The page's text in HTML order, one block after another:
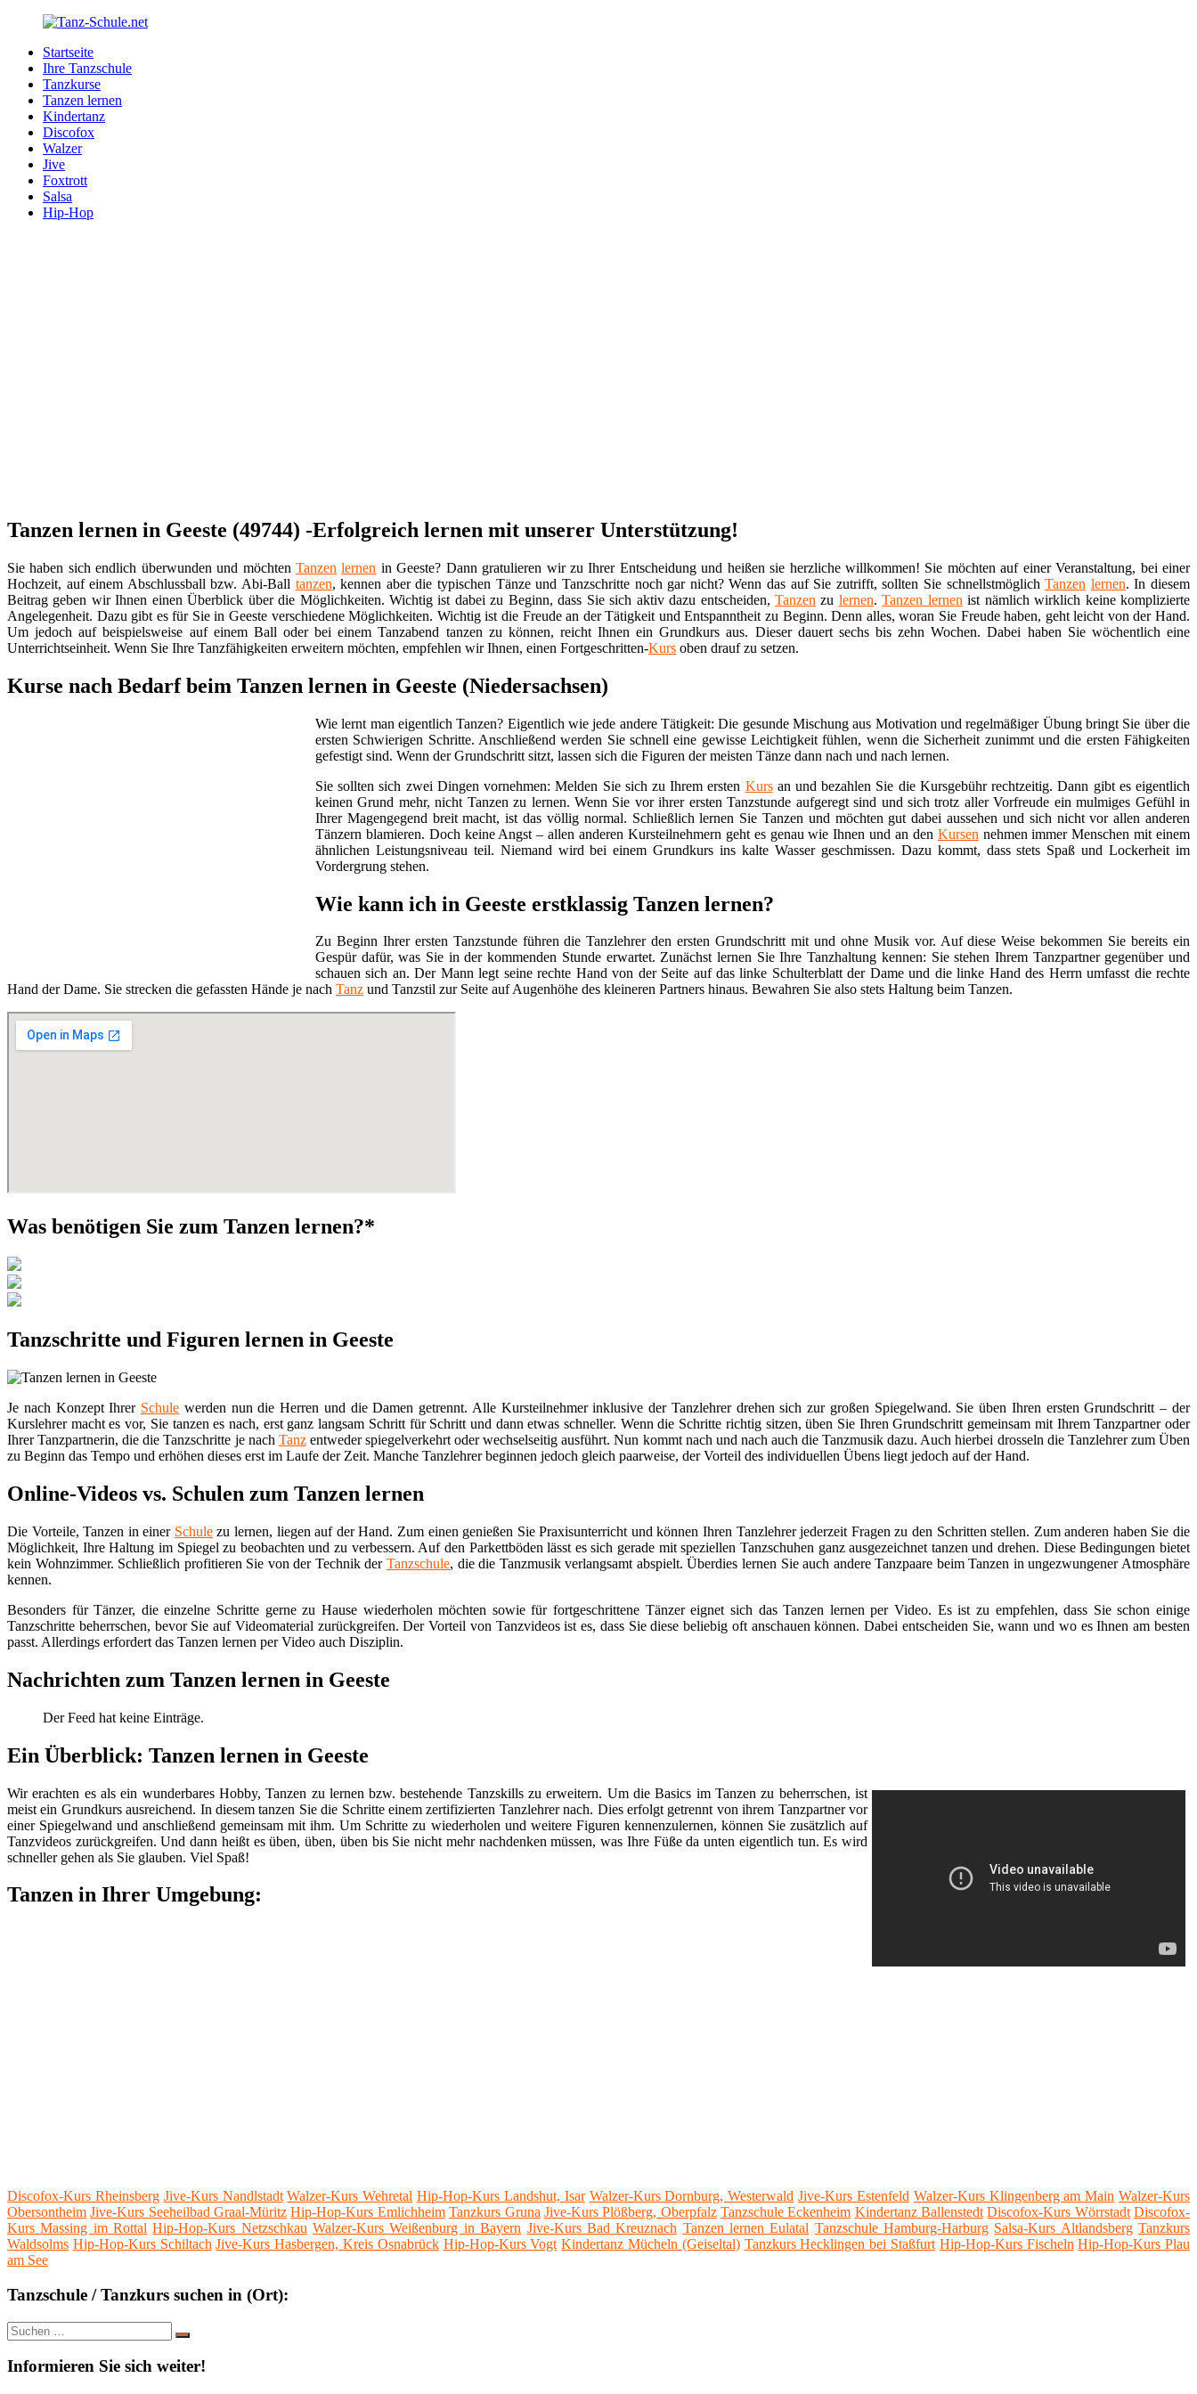
Zurück
Inhalt
Tanz-
Schule.net
Ihre
Tanzschule
Internet
Startseite
Ihre Tanzschule
Tanzkurse
Tanzen lernen
Kindertanz
Discofox
Walzer
Jive
Foxtrott
Salsa
Hip-Hop
Tanzen lernen in Geeste (49744) -Erfolgreich lernen mit unserer Unterstützung!
Sie haben sich endlich überwunden und möchten Tanzen lernen in Geeste? Dann gratulieren wir zu Ihrer Entscheidung und heißen sie herzliche willkommen! Sie möchten auf einer Veranstaltung, bei einer
Hochzeit, auf einem Abschlussball bzw. Abi-Ball tanzen, kennen aber die typischen Tänze und Tanzschritte noch gar nicht? Wenn das auf Sie zutrifft, sollten Sie schnellstmöglichTanzen lernen. In diesem
Beitrag geben wir Ihnen einen Überblick über die Möglichkeiten. Wichtig ist dabei zu Beginn, dass Sie sich aktiv dazu entscheiden, Tanzen zu lernen.Tanzen lernen ist nämlich wirklich keine komplizierte
Angelegenheit. Dazu gibt es für Sie in Geeste verschiedene Möglichkeiten. Wichtig ist die Freude an der Tätigkeit und Entspanntheit zu Beginn. Denn alles, woran Sie Freude haben, geht leicht von der Hand.
Um jedoch auf beispielsweise auf einem Ball oder bei einem Tanzabend tanzen zu können, reicht Ihnen ein Grundkurs aus. Dieser dauert sechs bis zehn Wochen. Dabei haben Sie wöchentlich eine
Unterrichtseinheit. Wenn Sie Ihre Tanzfähigkeiten erweitern möchten, empfehlen wir Ihnen, einen Fortgeschritten-Kurs oben drauf zu setzen.
Kurse nach Bedarf beim Tanzen lernen in Geeste (Niedersachsen)
Wie lernt man eigentlich Tanzen? Eigentlich wie jede andere Tätigkeit: Die gesunde Mischung aus Motivation und regelmäßiger Übung bringt Sie über die
ersten Schwierigen Schritte. Anschließend werden Sie schnell eine gewisse Leichtigkeit fühlen, wenn die Sicherheit zunimmt und die ersten Fähigkeiten
gefestigt sind. Wenn der Grundschritt sitzt, lassen sich die Figuren der meisten Tänze dann nach und nach lernen.
Sie sollten sich zwei Dingen vornehmen: Melden Sie sich zu Ihrem ersten Kursan und bezahlen Sie die Kursgebühr rechtzeitig. Dann gibt es eigentlich
keinen Grund mehr, nicht Tanzen zu lernen. Wenn Sie vor ihrer ersten Tanzstunde aufgeregt sind und sich trotz aller Vorfreude ein mulmiges Gefühl in
Ihrer Magengegend breit macht, ist das völlig normal. Schließlich lernen Sie Tanzen und möchten gut dabei aussehen und sich nicht vor allen anderen
Tänzern blamieren. Doch keine Angst – allen anderen Kursteilnehmern geht es genau wie Ihnen und an den Kursen nehmen immer Menschen mit einem
ähnlichen Leistungsniveau teil. Niemand wird bei einem Grundkurs ins kalte Wasser geschmissen. Dazu kommt, dass stets Spaß und Lockerheit im
Vordergrung stehen.
Wie kann ich in Geeste erstklassig Tanzen lernen?
Zu Beginn Ihrer ersten Tanzstunde führen die Tanzlehrer den ersten Grundschritt mit und ohne Musik vor. Auf diese Weise bekommen Sie bereits ein
Gespür dafür, was Sie in der kommenden Stunde erwartet. Zunächst lernen Sie Ihre Tanzhaltung kennen: Sie stehen Ihrem Tanzpartner gegenüber und
schauen sich an. Der Mann legt seine rechte Hand von der Seite auf das linke Schulterblatt der Dame und die linke Hand des Herrn umfasst die rechte
Hand der Dame. Sie strecken die gefassten Hände je nach Tanz und Tanzstil zur Seite auf Augenhöhe des kleineren Partners hinaus. Bewahren Sie also stets Haltung beim Tanzen.
Was benötigen Sie zum Tanzen lernen?*
Tanzschritte und Figuren lernen in Geeste
Je nach Konzept Ihrer Schule werden nun die Herren und die Damen getrennt. Alle Kursteilnehmer inklusive der Tanzlehrer drehen sich zur großen Spiegelwand. Sie üben Ihren ersten Grundschritt – der
Kurslehrer macht es vor, Sie tanzen es nach, erst ganz langsam Schritt für Schritt und dann etwas schneller. Wenn die Schritte richtig sitzen, üben Sie Ihren Grundschritt gemeinsam mit Ihrem Tanzpartner oder
Ihrer Tanzpartnerin, die die Tanzschritte je nach Tanzentweder spiegelverkehrt oder wechselseitig ausführt. Nun kommt nach und nach auch die Tanzmusik dazu. Auch hierbei drosseln die Tanzlehrer zum Üben
zu Beginn das Tempo und erhöhen dieses erst im Laufe der Zeit. Manche Tanzlehrer beginnen jedoch gleich paarweise, der Vorteil des individuellen Übens liegt jedoch auf der Hand.
Online-Videos vs. Schulen zum Tanzen lernen
Die Vorteile, Tanzen in einer Schulezu lernen, liegen auf der Hand. Zum einen genießen Sie Praxisunterricht und können Ihren Tanzlehrer jederzeit Fragen zu den Schritten stellen. Zum anderen haben Sie die
Möglichkeit, Ihre Haltung im Spiegel zu beobachten und zu verbessern. Auf den Parkettböden lässt es sich gerade mit speziellen Tanzschuhen ganz ausgezeichnet tanzen und drehen. Diese Bedingungen bietet
kein Wohnzimmer. Schließlich profitieren Sie von der Technik derTanzschule, die die Tanzmusik verlangsamt abspielt. Überdies lernen Sie auch andere Tanzpaare beim Tanzen in ungezwungener Atmosphäre
kennen.
Besonders für Tänzer, die einzelne Schritte gerne zu Hause wiederholen möchten sowie für fortgeschrittene Tänzer eignet sich das Tanzen lernen per Video. Es ist zu empfehlen, dass Sie schon einige
Tanzschritte beherrschen, bevor Sie auf Videomaterial zurückgreifen. Der Vorteil von Tanzvideos ist es, dass Sie diese beliebig oft anschauen können. Dabei entscheiden Sie, wann und wo es Ihnen am besten
passt. Allerdings erfordert das Tanzen lernen per Video auch Disziplin.
Nachrichten zum Tanzen lernen in Geeste
Der Feed hat keine Einträge.
Ein Überblick: Tanzen lernen in Geeste
Wir erachten es als ein wunderbares Hobby, Tanzen zu lernen bzw. bestehende Tanzskills zu erweitern. Um die Basics im Tanzen zu beherrschen, ist
meist ein Grundkurs ausreichend. In diesem tanzen Sie die Schritte einem zertifizierten Tanzlehrer nach. Dies erfolgt getrennt von ihrem Tanzpartner vor
einer Spiegelwand und anschließend gemeinsam mit ihm. Um Schritte zu wiederholen und weitere Figuren kennenzulernen, können Sie zusätzlich auf
Tanzvideos zurückgreifen. Und dann heißt es üben, üben, üben bis Sie nicht mehr nachdenken müssen, was Ihre Füße da unten eigentlich tun. Es wird
schneller gehen als Sie glauben. Viel Spaß!
Tanzen in Ihrer Umgebung:
Discofox-Kurs Rheinsberg Jive-Kurs Nandlstadt Walzer-Kurs Wehretal Hip-Hop-Kurs Landshut, Isar Walzer-Kurs Dornburg, Westerwald Jive-Kurs Estenfeld Walzer-Kurs Klingenberg am Main Walzer-Kurs
Obersontheim Jive-Kurs Seeheilbad Graal-Müritz Hip-Hop-Kurs Emlichheim Tanzkurs Gruna Jive-Kurs Plößberg, Oberpfalz Tanzschule Eckenheim Kindertanz Ballenstedt Discofox-Kurs Wörrstadt Discofox-
Kurs Massing im Rottal Hip-Hop-Kurs Netzschkau Walzer-Kurs Weißenburg in Bayern Jive-Kurs Bad Kreuznach Tanzen lernen Eulatal Tanzschule Hamburg-Harburg Salsa-Kurs Altlandsberg Tanzkurs
Waldsolms Hip-Hop-Kurs Schiltach Jive-Kurs Hasbergen, Kreis Osnabrück Hip-Hop-Kurs Vogt Kindertanz Mücheln (Geiseltal) Tanzkurs Hecklingen bei Staßfurt Hip-Hop-Kurs Fischeln Hip-Hop-Kurs Plau
am See
Tanzschule / Tanzkurs suchen in (Ort):
Suche
nach:
Suchen
Informieren Sie sich weiter!